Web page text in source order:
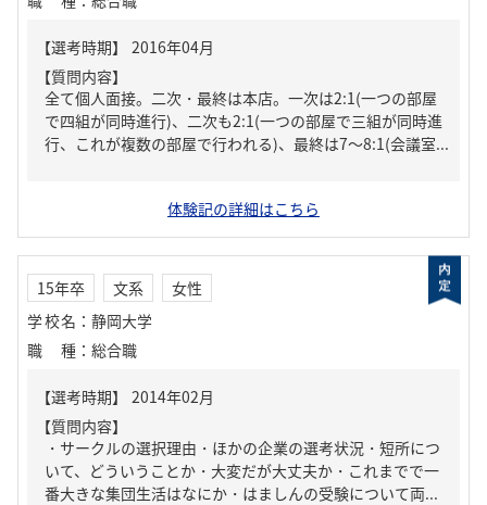
【質問内容】
全て個人面接。二次・最終は本店。一次は2:1(一つの部屋
で四組が同時進行)、二次も2:1(一つの部屋で三組が同時進
行、これが複数の部屋で行われる)、最終は7～8:1(会議室...
体験記の詳細はこちら
15年卒 文系
女性
学校名 ： 静岡大学
職種 ： 総合職
【質問内容】
・サークルの選択理由・ほかの企業の選考状況・短所につ
いて、どういうことか・大変だが大丈夫か・これまでで一
番大きな集団生活はなにか・はましんの受験について両...